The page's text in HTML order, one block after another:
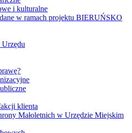
i kulturalne
w ramach projektu BIERUŃSKO
klienta
Małoletnich w Urzędzie Miejskim